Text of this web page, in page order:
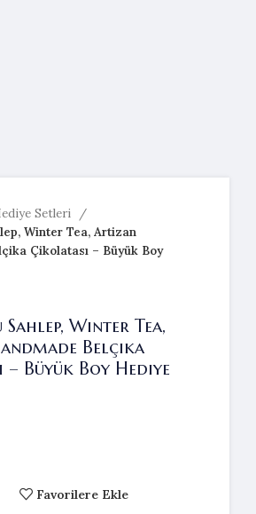
Setleri
Winter Tea, Artizan
Çikolatası – Büyük Boy
Winter Tea,
Belçika
– Büyük Boy Hediye
Favorilere Ekle